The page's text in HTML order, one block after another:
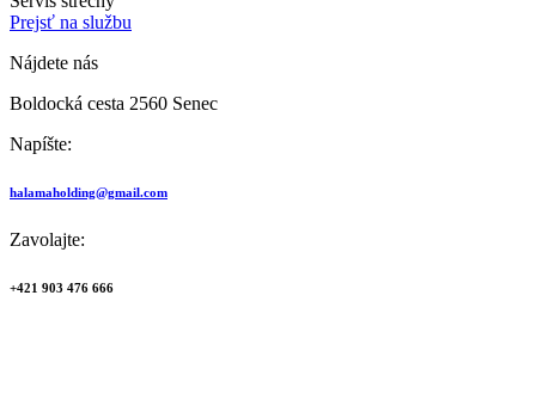
Prejsť na službu
Nájdete nás
Boldocká cesta 2560 Senec
Napíšte:
halamaholding@gmail.com
Zavolajte:
+421 903 476 666